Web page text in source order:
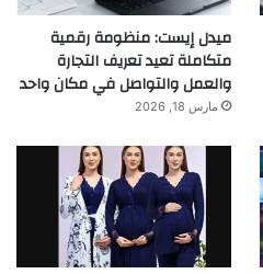
ميدل إيست: منظومة رقمية
متكاملة تعيد تعريف التجارة
والعمل والتواصل في مكان واحد
مارس 18, 2026